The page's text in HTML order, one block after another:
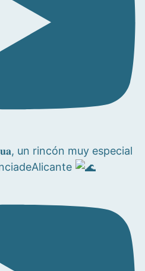
un rincón muy especial